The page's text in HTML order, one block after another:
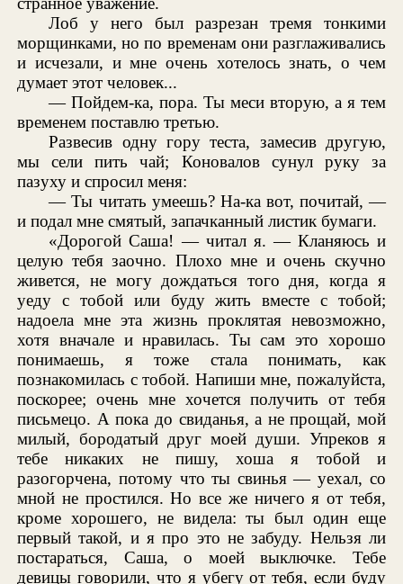
Лоб у него был разрезан тремя тонкими
морщинками, но по временам они разглаживались
и исчезали, и мне очень хотелось знать, о чем
думает этот человек...
— Пойдем-ка, пора. Ты меси вторую, а я тем
временем поставлю третью.
Развесив одну гору теста, замесив другую,
мы сели пить чай; Коновалов сунул руку за
пазуху и спросил меня:
— Ты читать умеешь? На-ка вот, почитай, —
и подал мне смятый, запачканный листик бумаги.
«Дорогой Саша! — читал я. — Кланяюсь и
целую тебя заочно. Плохо мне и очень скучно
живется, не могу дождаться того дня, когда я
уеду с тобой или буду жить вместе с тобой;
надоела мне эта жизнь проклятая невозможно,
хотя вначале и нравилась. Ты сам это хорошо
понимаешь, я тоже стала понимать, как
познакомилась с тобой. Напиши мне, пожалуйста,
поскорее; очень мне хочется получить от тебя
письмецо. А пока до свиданья, а не прощай, мой
милый, бородатый друг моей души. Упреков я
тебе никаких не пишу, хоша я тобой и
разогорчена, потому что ты свинья — уехал, со
мной не простился. Но все же ничего я от тебя,
кроме хорошего, не видела: ты был один еще
первый такой, и я про это не забуду. Нельзя ли
постараться, Саша, о моей выключке. Тебе
девицы говорили, что я убегу от тебя, если буду